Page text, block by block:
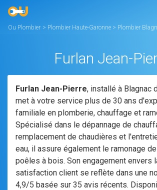
Ou Plombier > Plombier Haute-Garonne > Plombier
Furlan Jean-
Furlan Jean-Pierre, installé à Blagnac
met à votre service plus de 30 ans
familiale en plomberie, chauffage et
Spécialisé dans le dépannage de
remplacement de chaudières et
eau, il assure également le ramonage
poêles à bois. Son engagement envers
satisfaction client se reflète dans une
4,9/5 basée sur 35 avis récents.